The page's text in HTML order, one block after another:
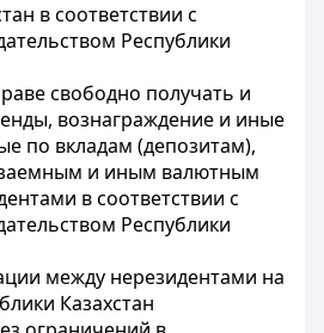
в соответствии с
Республики
свободно получать и
вознаграждение и иные
по вкладам (депозитам),
и иным валютным
в соответствии с
Республики
между нерезидентами на
Казахстан